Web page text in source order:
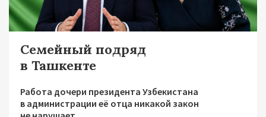
Семейный подряд
в Ташкенте
Работа дочери президента Узбекистана
в администрации её отца никакой закон